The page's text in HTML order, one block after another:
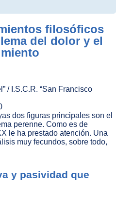
filosóficos
del dolor y el
/ I.S.C.R. “San Francisco
dos figuras principales son el
perenne. Como es de
le ha prestado atención. Una
muy fecundos, sobre todo,
y pasividad que